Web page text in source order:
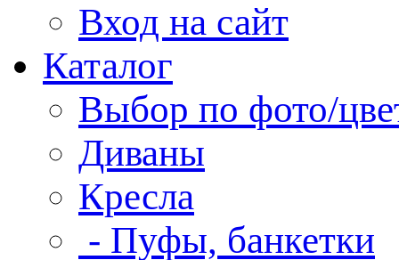
Вход на сайт
Каталог
Выбор по фото/
Диваны
Кресла
- Пуфы, банкетки